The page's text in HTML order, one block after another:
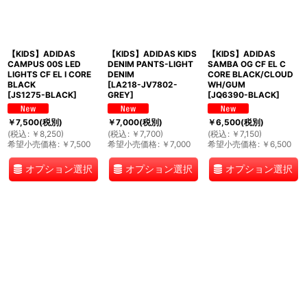
【KIDS】ADIDAS
CAMPUS 00S LED
LIGHTS CF EL I CORE
BLACK
[JS1275-BLACK]
￥7,500(税別)
(税込 : ￥ 8,250)
希望小売価格: ￥ 7,500
オプション選択
【KIDS】ADIDAS KIDS
DENIM PANTS-LIGHT
DENIM
[LA218-JV7802-
GREY]
￥7,000(税別)
(税込 : ￥ 7,700)
希望小売価格: ￥ 7,000
オプション選択
【KIDS】ADIDAS
SAMBA OG CF EL C
CORE BLACK/CLOUD
WH/GUM
[JQ6390-BLACK]
￥6,500(税別)
(税込 : ￥ 7,150)
希望小売価格: ￥ 6,500
オプション選択